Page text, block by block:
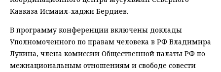
Кавказа Исмаил-хаджи Бердиев.
В программу конференции включены доклады
Уполномоченного по правам человека в РФ Владимира
Лукина, члена комиссии Общественной палаты РФ по
межнациональным отношениям и свободе совести